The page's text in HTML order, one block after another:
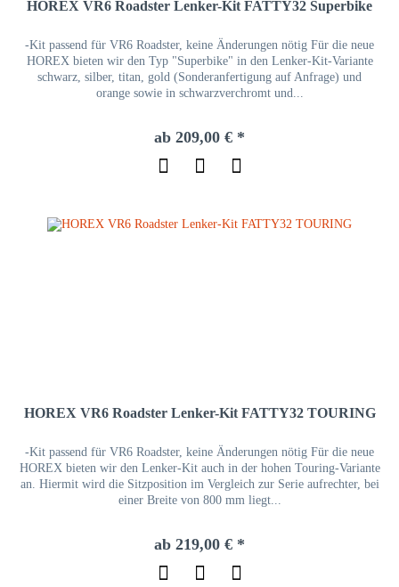
HOREX VR6 Roadster Lenker-Kit FATTY32 Superbike
-Kit passend für VR6 Roadster, keine Änderungen nötig Für die neue
HOREX bieten wir den Typ "Superbike" in den Lenker-Kit-Variante
schwarz, silber, titan, gold (Sonderanfertigung auf Anfrage) und
orange sowie in schwarzverchromt und...
ab 209,00 € *
HOREX VR6 Roadster Lenker-Kit FATTY32 TOURING
-Kit passend für VR6 Roadster, keine Änderungen nötig Für die neue
HOREX bieten wir den Lenker-Kit auch in der hohen Touring-Variante
an. Hiermit wird die Sitzposition im Vergleich zur Serie aufrechter, bei
einer Breite von 800 mm liegt...
ab 219,00 € *